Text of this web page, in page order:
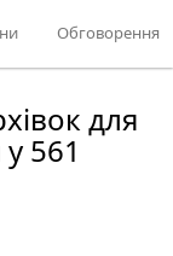
Обговорення
для
561